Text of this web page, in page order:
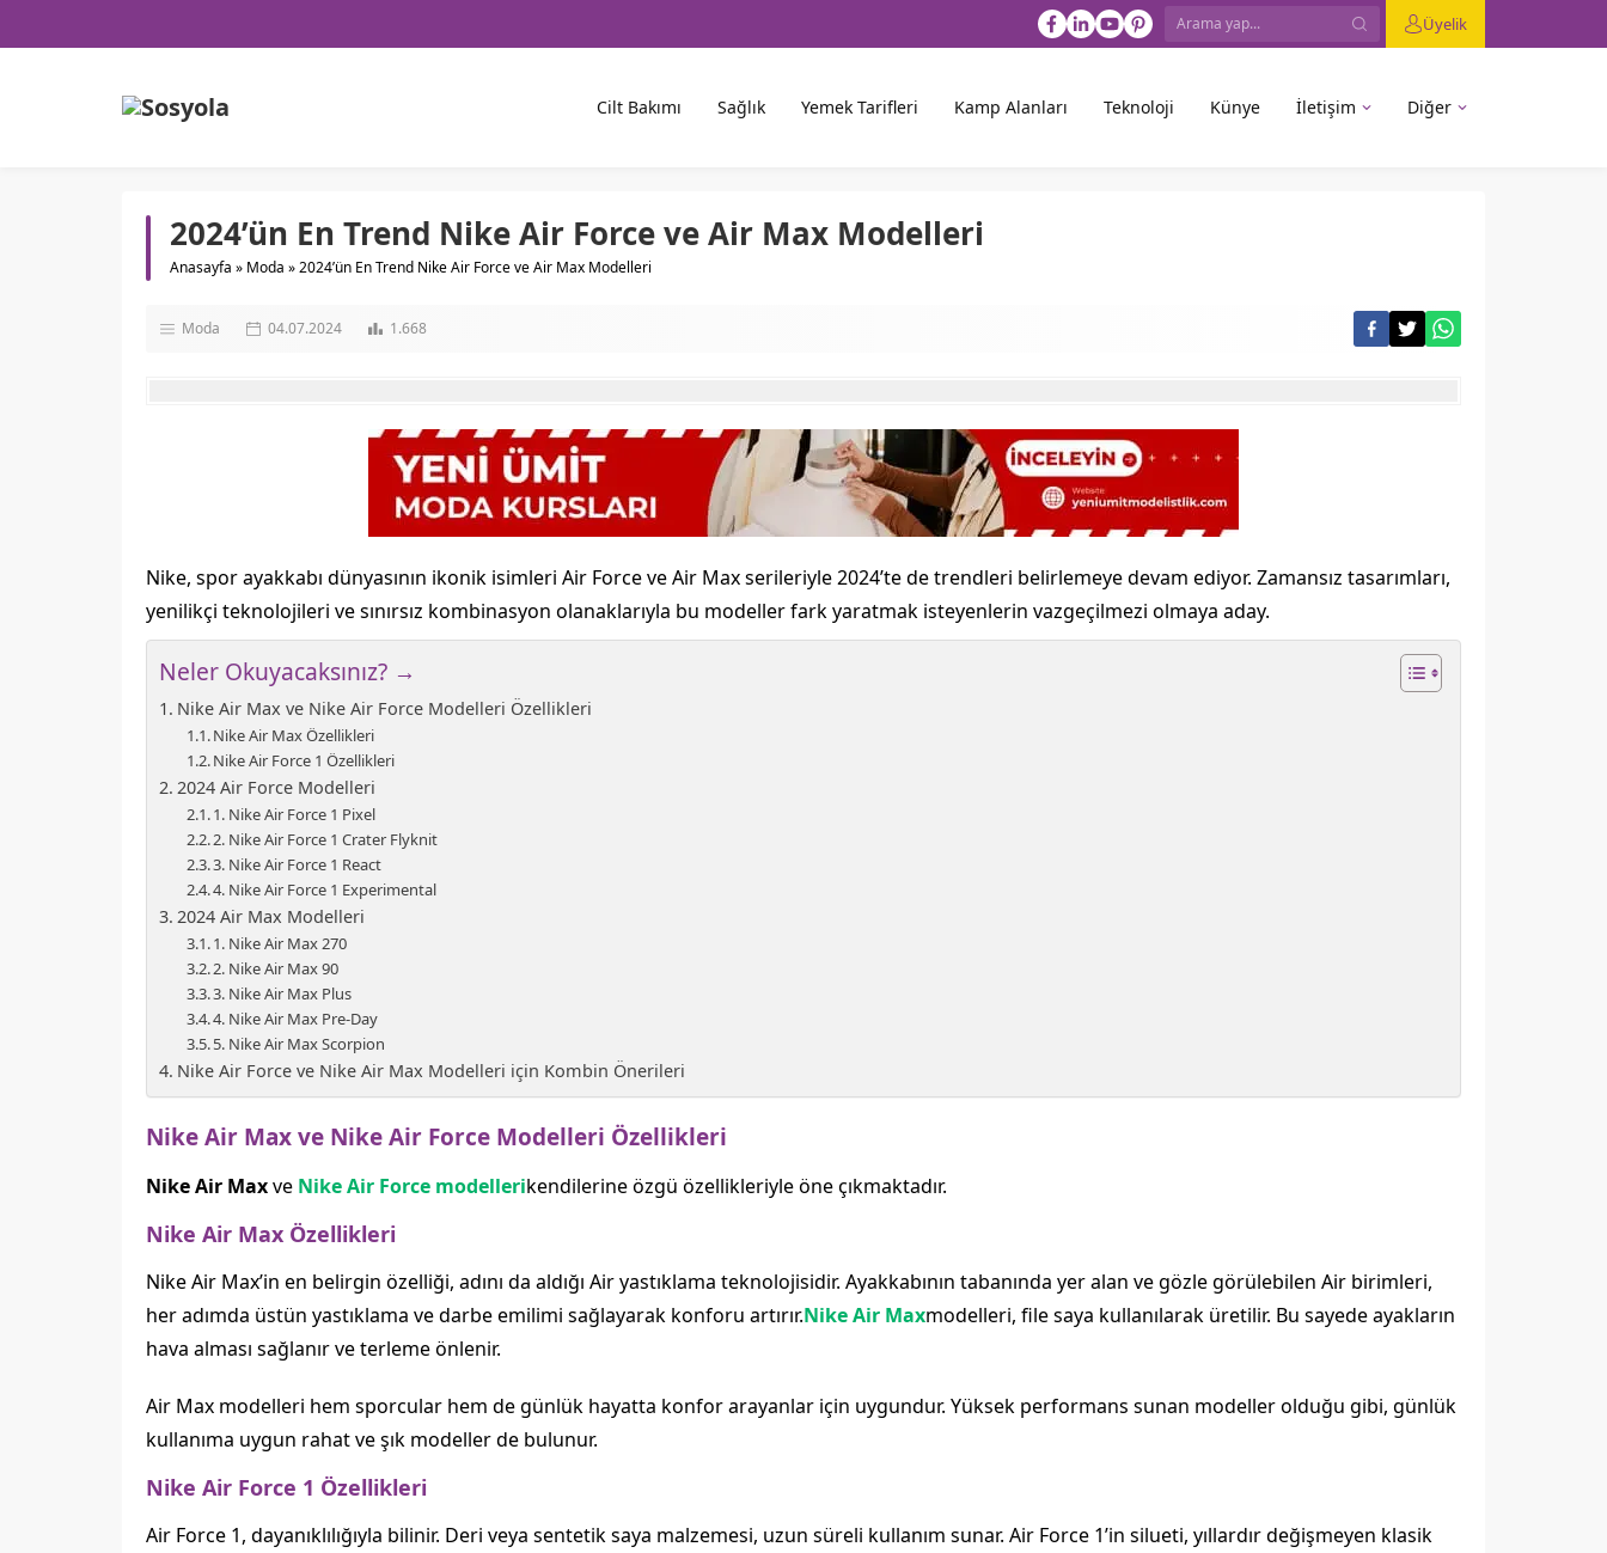
Üyelik
Cilt Bakımı Sağlık Yemek Tarifleri Kamp Alanları Teknoloji Künye İletişim Diğer
2024’ün En Trend Nike Air Force ve Air Max Modelleri
Anasayfa » Moda »2024’ün En Trend Nike Air Force ve Air Max Modelleri
Moda 04.07.2024 1.668
Nike, spor ayakkabı dünyasının ikonik isimleri Air Force ve Air Max serileriyle 2024’te de trendleri belirlemeye devam ediyor. Zamansız tasarımları,
yenilikçi teknolojileri ve sınırsız kombinasyon olanaklarıyla bu modeller fark yaratmak isteyenlerin vazgeçilmezi olmaya aday.
Neler Okuyacaksınız? →
Nike Air Max ve Nike Air Force Modelleri Özellikleri
Nike Air Max Özellikleri
Nike Air Force 1 Özellikleri
2024 Air Force Modelleri
1. Nike Air Force 1 Pixel
2. Nike Air Force 1 Crater Flyknit
3. Nike Air Force 1 React
4. Nike Air Force 1 Experimental
2024 Air Max Modelleri
1. Nike Air Max 270
2. Nike Air Max 90
3. Nike Air Max Plus
4. Nike Air Max Pre-Day
5. Nike Air Max Scorpion
Nike Air Force ve Nike Air Max Modelleri için Kombin Önerileri
Nike Air Max ve Nike Air Force Modelleri Özellikleri
Nike Air Maxve Nike Air Force modellerikendilerine özgü özellikleriyle öne çıkmaktadır.
Nike Air Max Özellikleri
Nike Air Max’in en belirgin özelliği, adını da aldığı Air yastıklama teknolojisidir. Ayakkabının tabanında yer alan ve gözle görülebilen Air birimleri,
her adımda üstün yastıklama ve darbe emilimi sağlayarak konforu artırır.Nike Air Maxmodelleri, file saya kullanılarak üretilir. Bu sayede ayakların
hava alması sağlanır ve terleme önlenir.
Air Max modelleri hem sporcular hem de günlük hayatta konfor arayanlar için uygundur. Yüksek performans sunan modeller olduğu gibi, günlük
kullanıma uygun rahat ve şık modeller de bulunur.
Nike Air Force 1 Özellikleri
Air Force 1, dayanıklılığıyla bilinir. Deri veya sentetik saya malzemesi, uzun süreli kullanım sunar. Air Force 1’in silueti, yıllardır değişmeyen klasik